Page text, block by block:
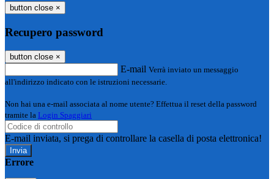
button close ×
Recupero password
button close ×
E-mail Verrà inviato un messaggio
all'indirizzo indicato con le istruzioni necessarie.
Non hai una e-mail associata al nome utente? Effettua il reset della password
tramite la Login Spaggiari
E-mail inviata, si prega di controllare la casella di posta elettronica!
Errore